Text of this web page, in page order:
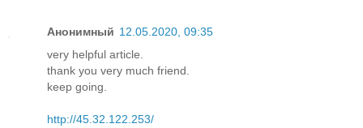
Анонимный 12.05.2020, 09:35
very helpful article.
thank you very much friend.
keep going.
http://45.32.122.253/